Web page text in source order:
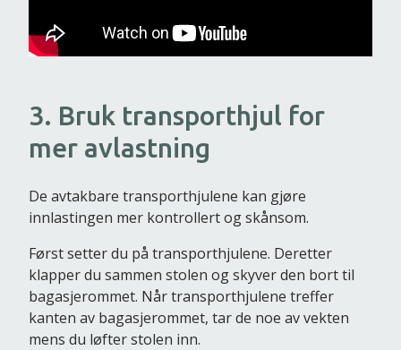
3. Bruk transporthjul for
mer avlastning
De avtakbare transporthjulene kan gjøre
innlastingen mer kontrollert og skånsom.
Først setter du på transporthjulene. Deretter
klapper du sammen stolen og skyver den bort til
bagasjerommet. Når transporthjulene treffer
kanten av bagasjerommet, tar de noe av vekten
mens du løfter stolen inn.